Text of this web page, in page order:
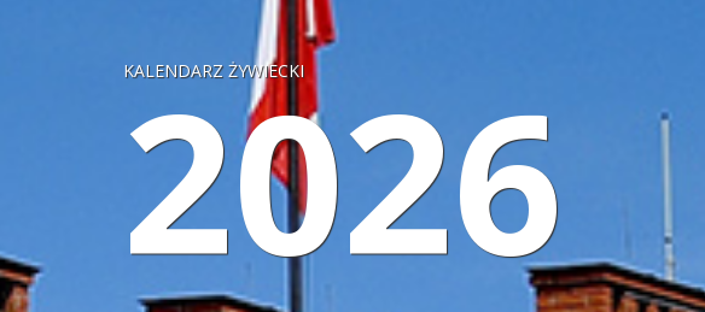
KALENDARZ ŻYWIECKI
2026